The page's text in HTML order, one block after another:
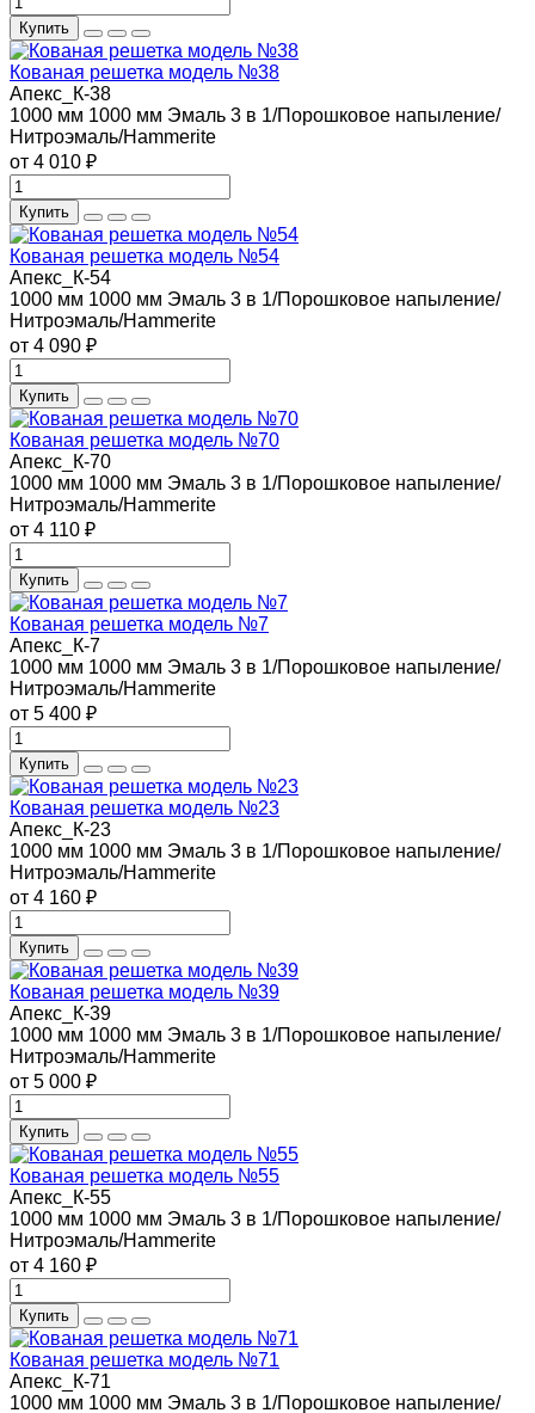
Купить
Кованая решетка модель №38
Апекс_К-38
1000 мм 1000 мм Эмаль 3 в 1/Порошковое напыление/
Нитроэмаль/Hammerite
от 4 010 ₽
Купить
Кованая решетка модель №54
Апекс_К-54
1000 мм 1000 мм Эмаль 3 в 1/Порошковое напыление/
Нитроэмаль/Hammerite
от 4 090 ₽
Купить
Кованая решетка модель №70
Апекс_К-70
1000 мм 1000 мм Эмаль 3 в 1/Порошковое напыление/
Нитроэмаль/Hammerite
от 4 110 ₽
Купить
Кованая решетка модель №7
Апекс_К-7
1000 мм 1000 мм Эмаль 3 в 1/Порошковое напыление/
Нитроэмаль/Hammerite
от 5 400 ₽
Купить
Кованая решетка модель №23
Апекс_К-23
1000 мм 1000 мм Эмаль 3 в 1/Порошковое напыление/
Нитроэмаль/Hammerite
от 4 160 ₽
Купить
Кованая решетка модель №39
Апекс_К-39
1000 мм 1000 мм Эмаль 3 в 1/Порошковое напыление/
Нитроэмаль/Hammerite
от 5 000 ₽
Купить
Кованая решетка модель №55
Апекс_К-55
1000 мм 1000 мм Эмаль 3 в 1/Порошковое напыление/
Нитроэмаль/Hammerite
от 4 160 ₽
Купить
Кованая решетка модель №71
Апекс_К-71
1000 мм 1000 мм Эмаль 3 в 1/Порошковое напыление/